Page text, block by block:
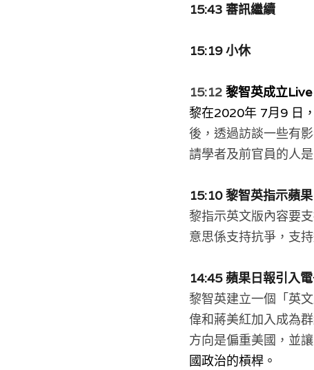
15:43 審訊繼續
15:19 小休
15:12 黎智英成立
黎在2020年 7月9 日
後，透過訪談一些有
請學者及前官員的人
15:10 黎智英指示蘋
黎指示英文版內容要
意思係支持抗爭，支持
14:45 蘋果日報引入
黎智英建立一個「英
偉和蔣美紅加入成為
方向是偏重美國，並
國政治的槓桿。